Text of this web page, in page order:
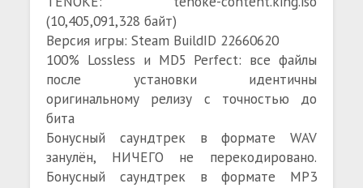
(10,405,091,328 байт)
Версия игры: Steam BuildID 22660620
100% Lossless и MD5 Perfect: все файлы
после установки идентичны
оригинальному релизу с точностью до
бита
Бонусный саундтрек в формате WAV
занулён, НИЧЕГО не перекодировано.
Бонусный саундтрек в формате MP3